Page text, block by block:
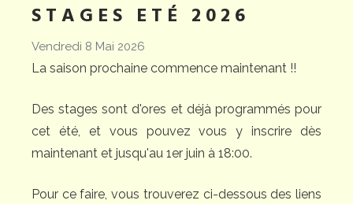
STAGES ETÉ 2026
Vendredi 8 Mai 2026
La saison prochaine commence maintenant !!
Des stages sont d'ores et déjà programmés pour
cet été, et vous pouvez vous y inscrire dès
maintenant et jusqu'au 1er juin à 18:00.
Pour ce faire, vous trouverez ci-dessous des liens